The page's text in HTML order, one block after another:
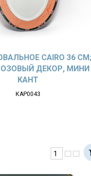
CAIRO 36 СМ;
ДЕКОР, МИНИ
КАНТ
КАР0043